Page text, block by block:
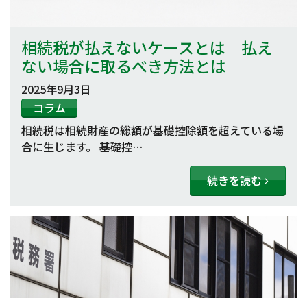
相続税が払えないケースとは 払え
ない場合に取るべき方法とは
2025年9月3日
コラム
相続税は相続財産の総額が基礎控除額を超えている場
合に生じます。 基礎控…
続きを読む